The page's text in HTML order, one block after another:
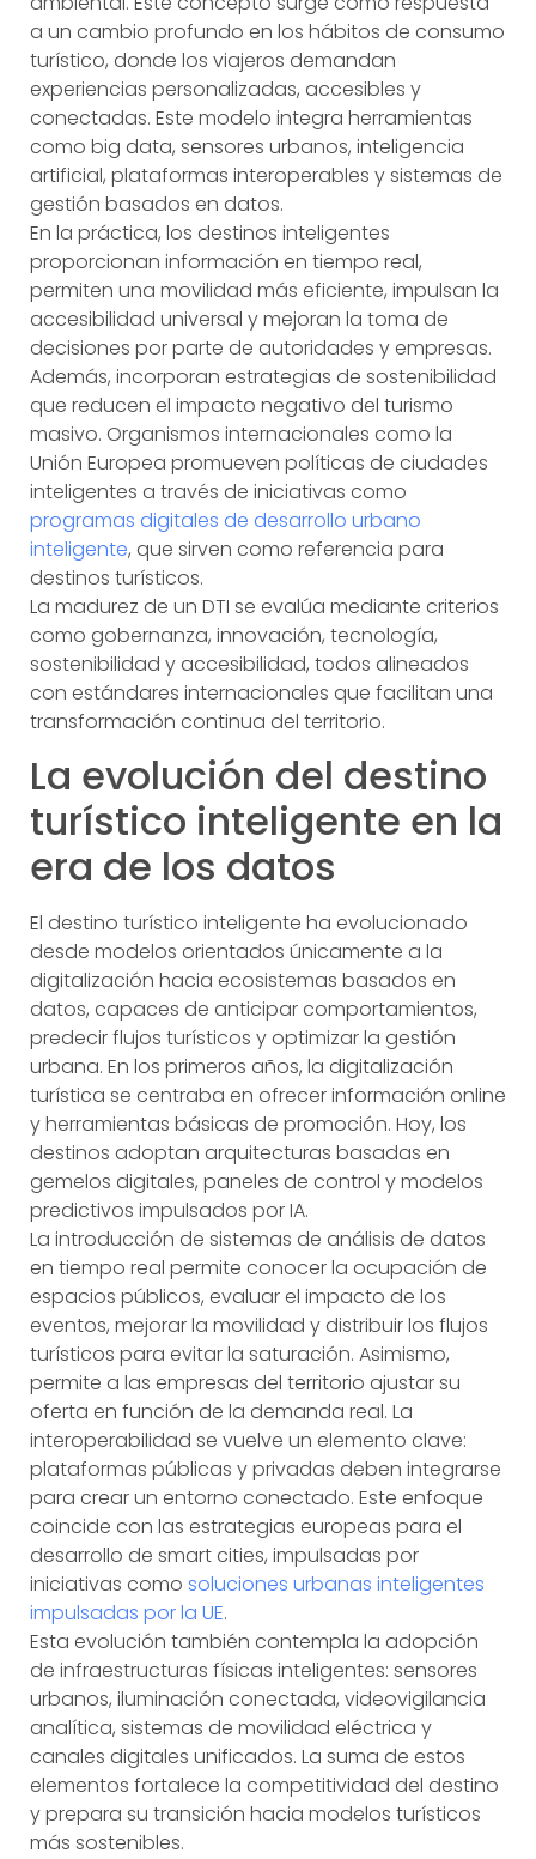
a un cambio profundo en los hábitos de consumo
turístico, donde los viajeros demandan
experiencias personalizadas, accesibles y
conectadas. Este modelo integra herramientas
como big data, sensores urbanos, inteligencia
artificial, plataformas interoperables y sistemas de
gestión basados en datos.
En la práctica, los destinos inteligentes
proporcionan información en tiempo real,
permiten una movilidad más eficiente, impulsan la
accesibilidad universal y mejoran la toma de
decisiones por parte de autoridades y empresas.
Además, incorporan estrategias de sostenibilidad
que reducen el impacto negativo del turismo
masivo. Organismos internacionales como la
Unión Europea promueven políticas de ciudades
inteligentes a través de iniciativas como
programas digitales de desarrollo urbano
inteligente, que sirven como referencia para
destinos turísticos.
La madurez de un DTI se evalúa mediante criterios
como gobernanza, innovación, tecnología,
sostenibilidad y accesibilidad, todos alineados
con estándares internacionales que facilitan una
transformación continua del territorio.
La evolución del destino
turístico inteligente en la
era de los datos
El destino turístico inteligente ha evolucionado
desde modelos orientados únicamente a la
digitalización hacia ecosistemas basados en
datos, capaces de anticipar comportamientos,
predecir flujos turísticos y optimizar la gestión
urbana. En los primeros años, la digitalización
turística se centraba en ofrecer información online
y herramientas básicas de promoción. Hoy, los
destinos adoptan arquitecturas basadas en
gemelos digitales, paneles de control y modelos
predictivos impulsados por IA.
La introducción de sistemas de análisis de datos
en tiempo real permite conocer la ocupación de
espacios públicos, evaluar el impacto de los
eventos, mejorar la movilidad y distribuir los flujos
turísticos para evitar la saturación. Asimismo,
permite a las empresas del territorio ajustar su
oferta en función de la demanda real. La
interoperabilidad se vuelve un elemento clave:
plataformas públicas y privadas deben integrarse
para crear un entorno conectado. Este enfoque
coincide con las estrategias europeas para el
desarrollo de smart cities, impulsadas por
iniciativas como soluciones urbanas inteligentes
impulsadas por la UE.
Esta evolución también contempla la adopción
de infraestructuras físicas inteligentes: sensores
urbanos, iluminación conectada, videovigilancia
analítica, sistemas de movilidad eléctrica y
canales digitales unificados. La suma de estos
elementos fortalece la competitividad del destino
y prepara su transición hacia modelos turísticos
más sostenibles.